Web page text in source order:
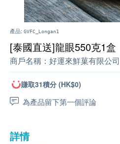
產品: GVFC_Longan1
[泰國直送]龍眼550克1盒
商戶名稱： 好運來鮮菓有限公司
賺取31積分 (HK$0)
為產品留下第一個評論
詳情